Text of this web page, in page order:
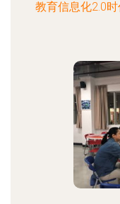
教育信息化2.0